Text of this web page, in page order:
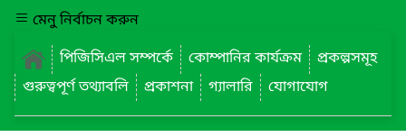
মেনু নির্বাচন করুন
পিজিসিএল সম্পর্কে
কোম্পানির কার্যক্রম
প্রকল্পসমূহ
গুরুত্বপূর্ণ তথ্যাবলি
প্রকাশনা গ্যালারি যোগাযোগ